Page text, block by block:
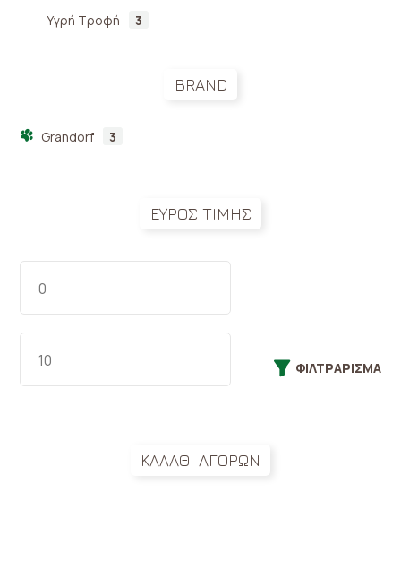
Υγρή Τροφή
3
BRAND
Grandorf 3
ΕΥΡΟΣ ΤΙΜΗΣ
ΦΙΛΤΡΆΡΙΣΜΑ
ΚΑΛΑΘΙ ΑΓΟΡΩΝ